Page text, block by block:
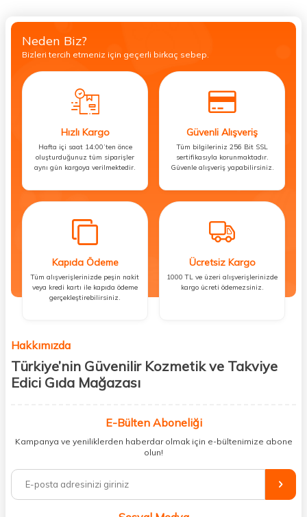
Neden Biz?
Bizleri tercih etmeniz için geçerli birkaç sebep.
Hızlı Kargo
Hafta içi saat 14:00’ten önce
oluşturduğunuz tüm siparişler
aynı gün kargoya verilmektedir.
Güvenli Alışveriş
Tüm bilgileriniz 256 Bit SSL
sertifikasıyla korunmaktadır.
Güvenle alışveriş yapabilirsiniz.
Kapıda Ödeme
Tüm alışverişlerinizde peşin nakit
veya kredi kartı ile kapıda ödeme
gerçekleştirebilirsiniz.
Ücretsiz Kargo
1000 TL ve üzeri alışverişlerinizde
kargo ücreti ödemezsiniz.
Hakkımızda
Türkiye’nin Güvenilir Kozmetik ve Takviye
Edici Gıda Mağazası
kişisel bakım hem de takviye edici gıda ürünlerini sizlerle
buluşturuyoruz. Artık mağaza mağaza dolaşmanıza gerek yok;
ihtiyacınız olan her şeyi tek bir çatı altında topluyor ve kapınıza kadar
%100 orijinal kozmetik ve sağlık ürünleriyle güzelliğinizi tamamlayabilir,
vücudunuzu desteklemek için güvenilir takviye edici gıdalara
E-Bülten Aboneliği
Kampanya ve yeniliklerden haberdar olmak için e-bültenimize abone
olun!